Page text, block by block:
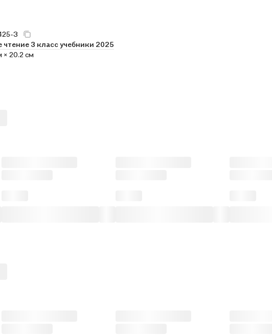
3
чтение 3 класс учебники 2025
× 20.2 см